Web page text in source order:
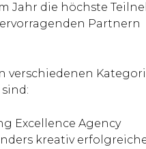
Jahr die höchste
Partnern
verschiedenen
Excellence Agency
kreativ